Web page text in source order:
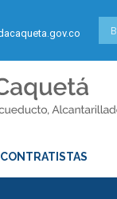
CONTRATISTAS